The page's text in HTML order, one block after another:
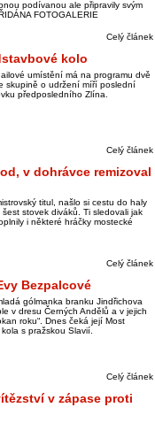
podívanou ale připravily svým
FOTOGALERIE
Celý článek
kolo
umístění má na programu dvě
skupině o udržení míří poslední
předposledního Zlína.
Celý článek
v dohrávce remizoval
titul, našlo si cestu do haly
stovek diváků. Ti sledovali jak
i některé hráčky mostecké
Celý článek
Bezpalcové
gólmanka branku Jindřichova
v dresu Černých Andělů a v jejich
roku“. Dnes čeká její Most
s pražskou Slavií.
Celý článek
v zápase proti